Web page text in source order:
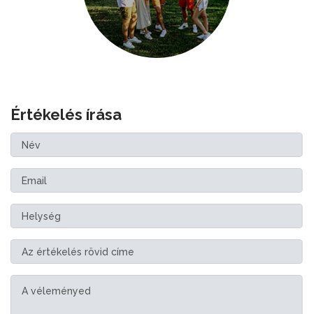
Értékelés írása